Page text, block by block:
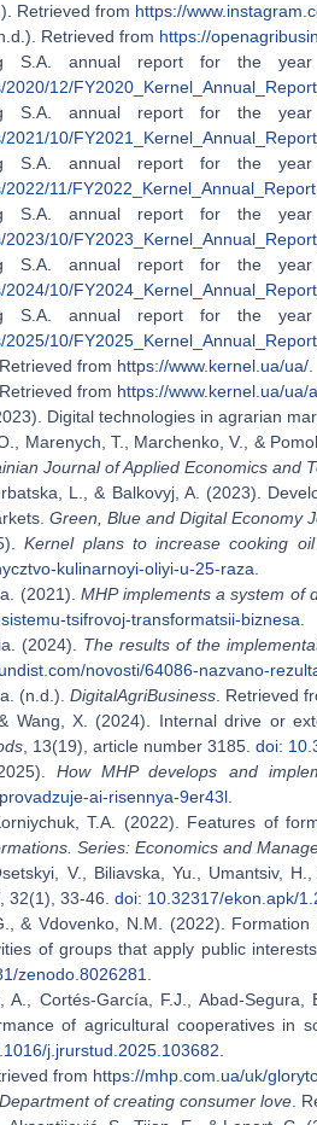
Retrieved from https://
Retrieved from https://
S.A. annual report for the
2020/12/
S.A. annual report for the
2021/10/
S.A. annual report for the
11/
S.A. annual report for the
2023/10/
S.A. annual report for the
2024/10/
S.A. annual report for the
2025/10/
from https://www.kernel.ua/ua/
from https://www.kernel.ua/ua/
Digital technologies in agrarian
Marenych, T., Marchenko, V., &
Journal of Applied Economics and
L., & Balkovyj, A. (2023).
Green, Blue and Digital Economy
Kernel plans to increase cooking
kulinarnoyi-oliyi-u-25-raza
(2021).MHP implements a system of
tsifrovoj-transformatsii-biznesa
(2024). The results of the
novosti/64086-nazvano-
(n.d.). DigitalAgriBusiness . Retrieved
Wang, X. (2024). Internal drive or
, 13(19), article number 3185. doi:
How MHP develops and
ai-risennya-9er43l
T.A. (2022). Features of
Series: Economics and
V., Biliavska, Yu., Umantsiv,
, 32(1), 33-46. doi: 10.32317/ekon.apk/
& Vdovenko, N.M. (2022).
of groups that apply public
zenodo.8026281
A., Cortés-García, F.J., Abad-
of agricultural cooperatives in
j.jrurstud.2025.103682
from https://mhp.com.ua/uk/
Department of creating consumer love .